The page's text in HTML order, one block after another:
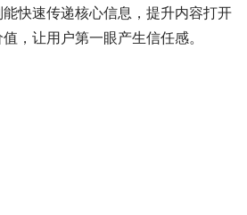
快速传递核心信息，提升内容打开
，让用户第一眼产生信任感。